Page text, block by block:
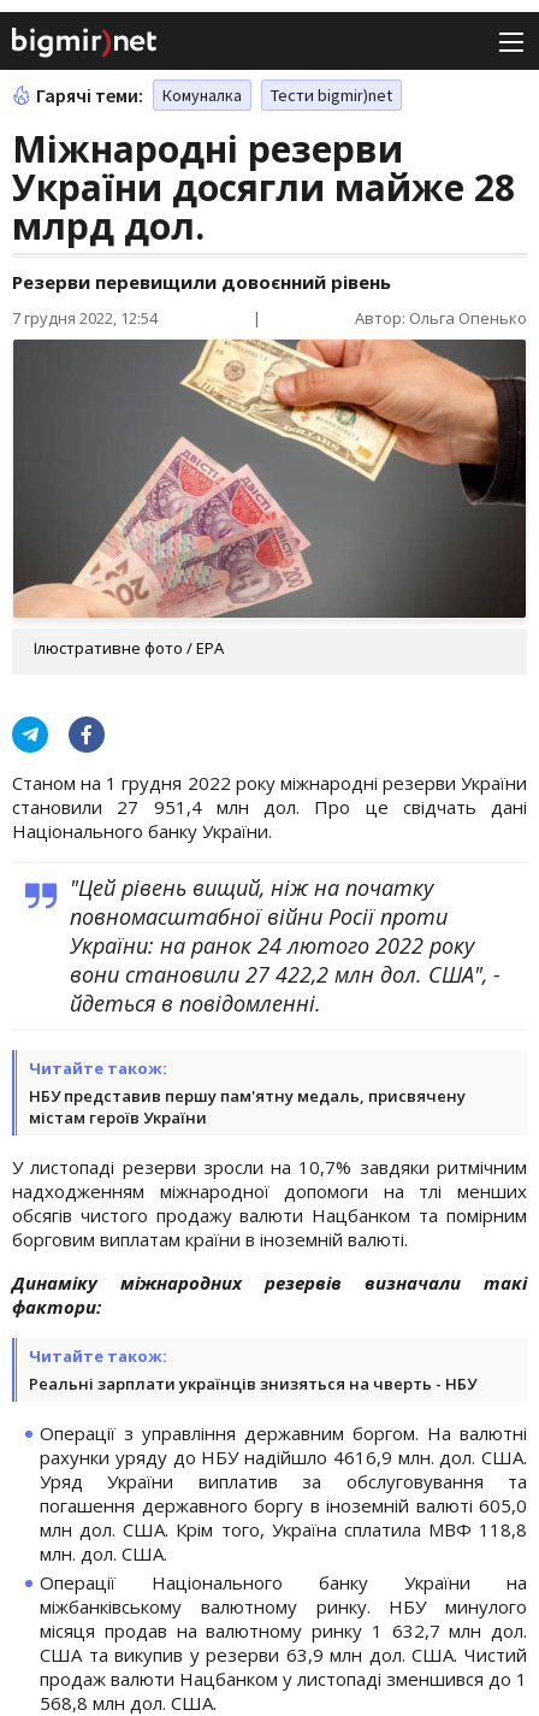
Гарячі теми: Комуналка Тести bigmir)net
Міжнародні резерви
України досягли майже 28
млрд дол.
Резерви перевищили довоєнний рівень
7 грудня 2022, 12:54 | Автор: Ольга Опенько
Ілюстративне фото / EPA
Станом на 1 грудня 2022 року міжнародні резерви України
становили 27 951,4 млн дол. Про це свідчать дані
Національного банку України.
"Цей рівень вищий, ніж на початку
повномасштабної війни Росії проти
України: на ранок 24 лютого 2022 року
вони становили 27 422,2 млн дол. США", -
йдеться в повідомленні.
Читайте також:
НБУ представив першу пам'ятну медаль, присвячену
містам героїв України
У листопаді резерви зросли на 10,7% завдяки ритмічним
надходженням міжнародної допомоги на тлі менших
обсягів чистого продажу валюти Нацбанком та помірним
борговим виплатам країни в іноземній валюті.
Динаміку міжнародних резервів визначали такі
фактори:
Читайте також:
Реальні зарплати українців знизяться на чверть - НБУ
Операції з управління державним боргом. На валютні
рахунки уряду до НБУ надійшло 4616,9 млн. дол. США.
Уряд України виплатив за обслуговування та
погашення державного боргу в іноземній валюті 605,0
млн дол. США. Крім того, Україна сплатила МВФ 118,8
млн. дол. США.
Операції Національного банку України на
міжбанківському валютному ринку. НБУ минулого
місяця продав на валютному ринку 1 632,7 млн дол.
США та викупив у резерви 63,9 млн дол. США. Чистий
продаж валюти Нацбанком у листопаді зменшився до 1
568,8 млн дол. США.